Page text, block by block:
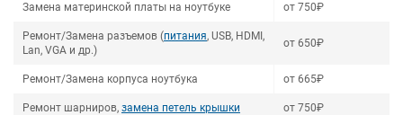
Замена материнской платы на ноутбуке от 750₽
Ремонт/Замена разъемов (питания, USB, HDMI,
Lan, VGA и др.)
от 650₽
Ремонт/Замена корпуса ноутбука от 665₽
Ремонт шарниров, замена петель крышки от 750₽